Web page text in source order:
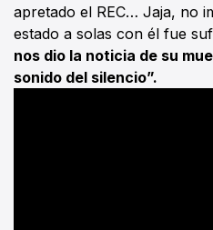
apretado el REC… Jaja, no
estado a solas con él fue
nos dio la noticia de su
sonido del silencio”.